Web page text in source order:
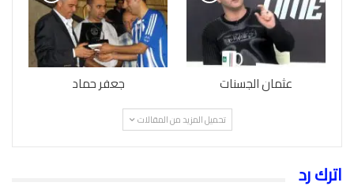
عثمان الجسنات جعفر حماد
تحميل المزيد من المقالات
اترك رد